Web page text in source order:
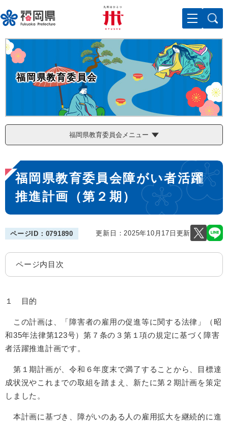
ー
ジ
の
先
メニューを飛ばして本文へ
福岡県教育委員会
福岡県教育委員会メニュー
本
文
福岡県教育委員会障がい者活躍
推進計画（第２期）
ページID：0791890 更新日：2025年10月17日更新
ページ内目次
１ 目的
この計画は、「障害者の雇用の促進等に関する法律」（昭
和35年法律第123号）第７条の３第１項の規定に基づく障害
者活躍推進計画です。
第１期計画が、令和６年度末で満了することから、目標達
成状況やこれまでの取組を踏まえ、新たに第２期計画を策定
しました。
本計画に基づき、障がいのある人の雇用拡大を継続的に進